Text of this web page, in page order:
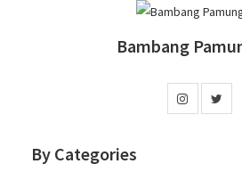
Bambang
By Categories